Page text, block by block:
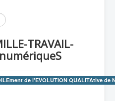
TRAVAIL-
de l'EVOLUTION QUALITAtive de